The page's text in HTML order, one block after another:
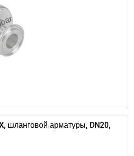
шланговой арматуры, DN20,